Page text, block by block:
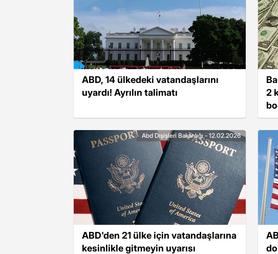
ABD, 14 ülkedeki vatandaşlarını
uyardı! Ayrılın talimatı
2
ABD'den 21 ülke için vatandaşlarına
kesinlikle gitmeyin uyarısı
Abd Dışişleri Bakanlığı - 12.02.2026